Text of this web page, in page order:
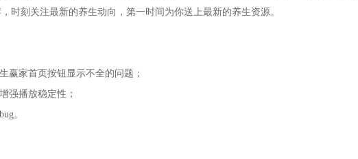
时刻关注最新的养生动向，第一时间为你送上最新的养生资源。
赢家首页按钮显示不全的问题；
强播放稳定性；
。